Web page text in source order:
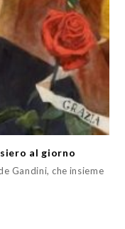
al giorno
Gandini, che insieme